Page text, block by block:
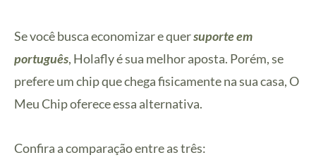
Se você busca economizar e quersuporte em
português, Holafly é sua melhor aposta. Porém, se
prefere um chip que chega fisicamente na sua casa, O
Meu Chip oferece essa alternativa.
Confira a comparação entre as três: